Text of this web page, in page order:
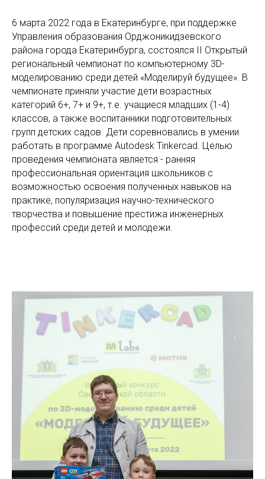
6 марта 2022 года в Екатеринбурге, при поддержке
Управления образования Орджоникидзевского
района города Екатеринбурга, состоялся II Открытый
региональный чемпионат по компьютерному 3D-
моделированию среди детей «Моделируй будущее». В
чемпионате приняли участие дети возрастных
категорий 6+, 7+ и 9+, т.е. учащиеся младших (1-4)
классов, а также воспитанники подготовительных
групп детских садов. Дети соревновались в умении
работать в программе Autodesk Tinkercad. Целью
проведения чемпионата является - ранняя
профессиональная ориентация школьников с
возможностью освоения полученных навыков на
практике, популяризация научно-технического
творчества и повышение престижа инженерных
профессий среди детей и молодежи.